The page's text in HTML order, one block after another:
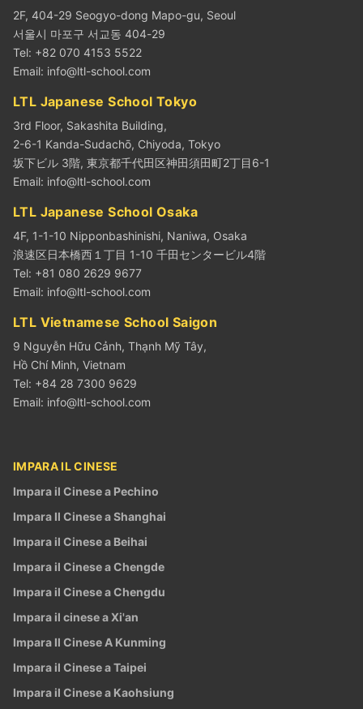
2F, 404-29 Seogyo-dong Mapo-gu, Seoul
서울시 마포구 서교동 404-29
Tel: +82 070 4153 5522
Email: info@ltl-school.com
LTL Japanese School Tokyo
3rd Floor, Sakashita Building,
2-6-1 Kanda-Sudachō, Chiyoda, Tokyo
坂下ビル 3階, 東京都千代田区神田須田町2丁目6-1
Email: info@ltl-school.com
LTL Japanese School Osaka
4F, 1-1-10 Nipponbashinishi, Naniwa, Osaka
浪速区日本橋西１丁目 1-10 千田センタービル4階
Tel: +81 080 2629 9677
Email: info@ltl-school.com
LTL Vietnamese School Saigon
9 Nguyễn Hữu Cảnh, Thạnh Mỹ Tây,
Hồ Chí Minh, Vietnam
Tel: +84 28 7300 9629
Email: info@ltl-school.com
IMPARA IL CINESE
Impara il Cinese a Pechino
Impara Il Cinese a Shanghai
Impara il Cinese a Beihai
Impara il Cinese a Chengde
Impara il Cinese a Chengdu
Impara il cinese a Xi'an
Impara Il Cinese A Kunming
Impara il Cinese a Taipei
Impara il Cinese a Kaohsiung